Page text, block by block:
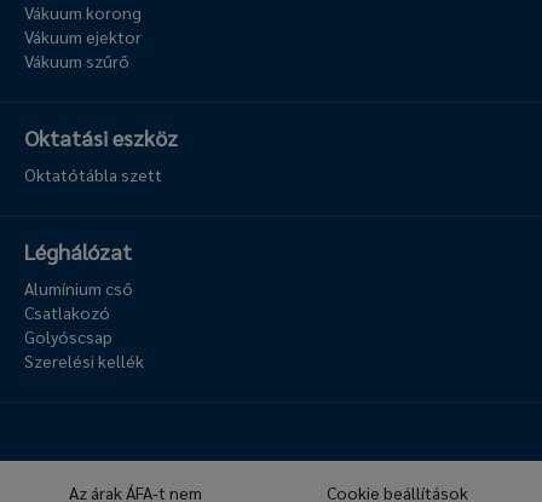
Vákuum korong
Vákuum ejektor
Vákuum szűrő
Oktatási eszköz
Oktatótábla szett
Léghálózat
Alumínium cső
Csatlakozó
Golyóscsap
Szerelési kellék
Az árak ÁFA-t nem Cookie beállítások